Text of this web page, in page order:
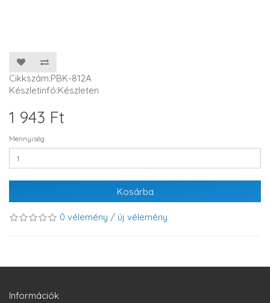
Cikkszám:PBK-812A
Készletinfó:Készleten
1 943 Ft
Mennyiség
Kosárba
0 vélemény / új vélemény
Információk